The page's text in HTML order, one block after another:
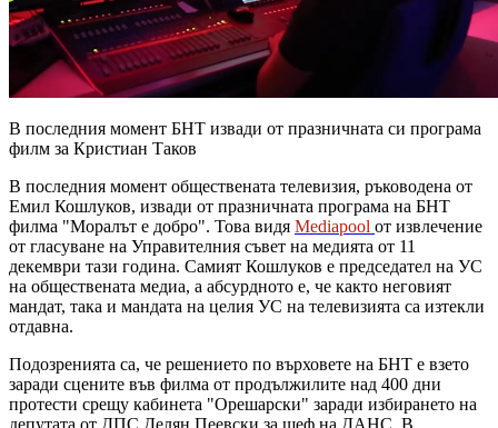
В последния момент БНТ извади от празничната си програма
филм за Кристиан Таков
В последния момент обществената телевизия, ръководена от
Емил Кошлуков, извади от празничната програма на БНТ
филма "Моралът е добро". Това видя Mediapool от извлечение
от гласуване на Управителния съвет на медията от 11
декември тази година. Самият Кошлуков е председател на УС
на обществената медиа, а абсурдното е, че както неговият
мандат, така и мандата на целия УС на телевизията са изтекли
отдавна.
Подозренията са, че решението по върховете на БНТ е взето
заради сцените във филма от продължилите над 400 дни
протести срещу кабинета "Орешарски" заради избирането на
депутата от ДПС Делян Пеевски за шеф на ДАНС. В